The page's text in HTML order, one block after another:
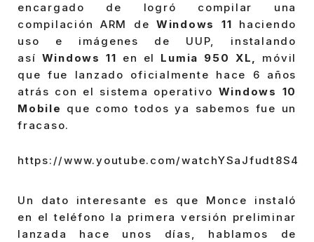
encargado de logró compilar una
compilación ARM de Windows 11 haciendo
uso e imágenes de UUP, instalando
así Windows 11 en el Lumia 950 XL, móvil
que fue lanzado oficialmente hace 6 años
atrás con el sistema operativo Windows 10
Mobile que como todos ya sabemos fue un
fracaso.
https://www.youtube.com/watchYSaJfudt8S4
Un dato interesante es que Monce instaló
en el teléfono la primera versión preliminar
lanzada hace unos días, hablamos de